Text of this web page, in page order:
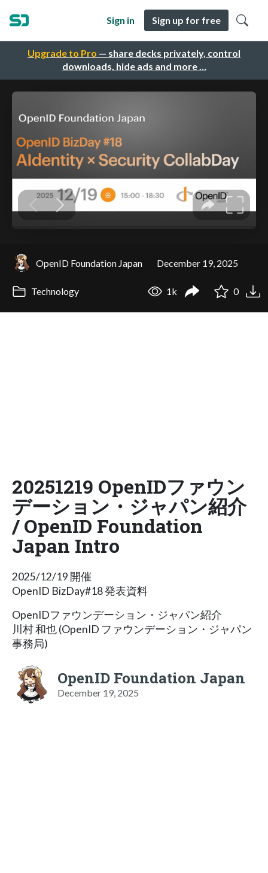
Upgrade to Pro — share decks privately, control
downloads, hide ads and more …
Sign in Sign up for free
OpenID Foundation Japan December 19, 2025
Technology 1k 0
20251219 OpenIDファウン
デーション・ジャパン紹介
/ OpenID Foundation
Japan Intro
2025/12/19 開催
OpenID BizDay#18 発表資料
OpenIDファウンデーション・ジャパン紹介
川村 和也 (OpenID ファウンデーション・ジャパン
事務局)
OpenID Foundation Japan
December 19, 2025